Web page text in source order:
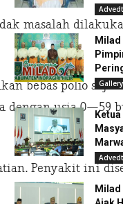
masalah
bebas polio
usia 0—59
Penyakit ini
Milad
Milad